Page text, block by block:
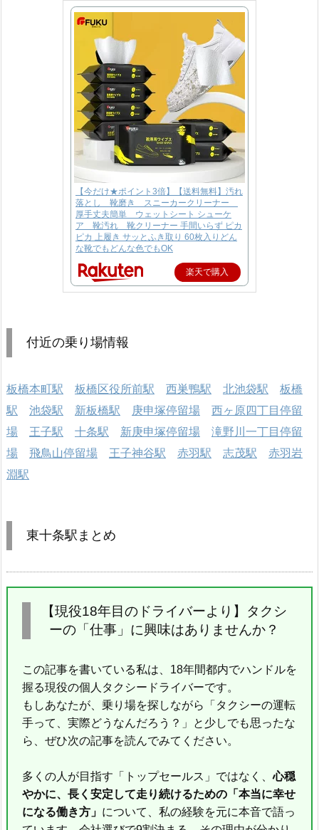
【今だけ★ポイント3倍】【送料無料】汚れ
落とし 靴磨き スニーカークリーナー
厚手丈夫簡単 ウェットシート シューケ
ア 靴汚れ 靴クリーナー 手間いらず ピカ
ピカ 上履き サッとふき取り 60枚入りどん
な靴でもどんな色でもOK
楽天で購入
付近の乗り場情報
板橋本町駅 板橋区役所前駅 西巣鴨駅 北池袋駅
板橋
駅
池袋駅 新板橋駅 庚申塚停留場
西ヶ原四丁目停留
場
王子駅 十条駅 新庚申塚停留場
滝野川一丁目停留
場
飛鳥山停留場 王子神谷駅 赤羽駅 志茂駅
赤羽岩
淵駅
東十条駅まとめ
【現役18年目のドライバーより】タクシ
ーの「仕事」に興味はありませんか？
この記事を書いている私は、18年間都内でハンドルを
握る現役の個人タクシードライバーです。
もしあなたが、乗り場を探しながら「タクシーの運転
手って、実際どうなんだろう？」と少しでも思ったな
ら、ぜひ次の記事を読んでみてください。
多くの人が目指す「トップセールス」ではなく、心穏
やかに、長く安定して走り続けるための「本当に幸せ
になる働き方」 について、私の経験を元に本音で語っ